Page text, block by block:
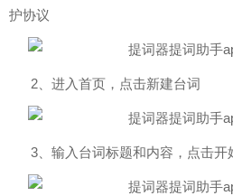
护协议
2、进入首页，点击新建台词
3、输入台词标题和内容，点击开